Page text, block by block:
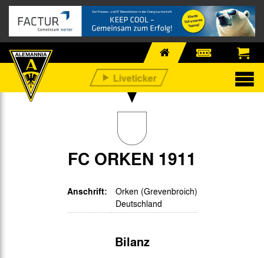
FC ORKEN 1911
Anschrift:
Orken (Grevenbroich)
Deutschland
Bilanz